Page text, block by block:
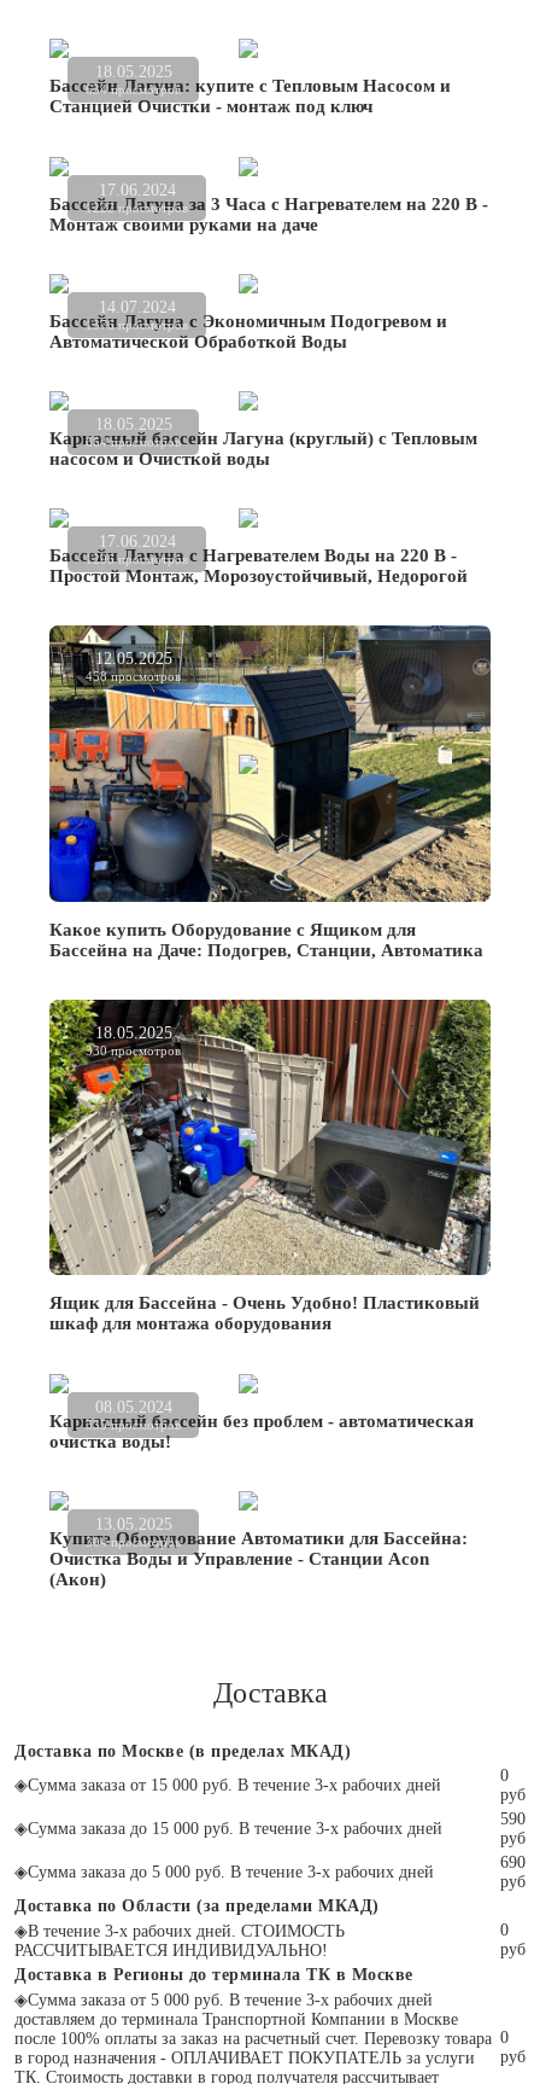
18.05.2025
634 просмотров
Бассейн Лагуна: купите с Тепловым Насосом и
Станцией Очистки - монтаж под ключ
17.06.2024
1222 просмотров
Бассейн Лагуна за 3 Часа с Нагревателем на 220 В -
Монтаж своими руками на даче
14.07.2024
1376 просмотров
Бассейн Лагуна с Экономичным Подогревом и
Автоматической Обработкой Воды
18.05.2025
664 просмотров
Каркасный бассейн Лагуна (круглый) с Тепловым
насосом и Очисткой воды
17.06.2024
1296 просмотров
Бассейн Лагуна с Нагревателем Воды на 220 В -
Простой Монтаж, Морозоустойчивый, Недорогой
12.05.2025
458 просмотров
Какое купить Оборудование с Ящиком для
Бассейна на Даче: Подогрев, Станции, Автоматика
18.05.2025
330 просмотров
Ящик для Бассейна - Очень Удобно! Пластиковый
шкаф для монтажа оборудования
08.05.2024
535 просмотров
Каркасный бассейн без проблем - автоматическая
очистка воды!
13.05.2025
304 просмотров
Купите Оборудование Автоматики для Бассейна:
Очистка Воды и Управление - Станции Acon
(Акон)
Доставка
Доставка по Москве (в пределах МКАД)
◈Сумма заказа от 15 000 руб. В течение 3-х рабочих дней
0
руб
◈Сумма заказа до 15 000 руб. В течение 3-х рабочих дней
590
руб
◈Сумма заказа до 5 000 руб. В течение 3-х рабочих дней
690
руб
Доставка по Области (за пределами МКАД)
◈В течение 3-х рабочих дней. СТОИМОСТЬ
РАССЧИТЫВАЕТСЯ ИНДИВИДУАЛЬНО!
0
руб
Доставка в Регионы до терминала ТК в Москве
◈Сумма заказа от 5 000 руб. В течение 3-х рабочих дней
доставляем до терминала Транспортной Компании в Москве
после 100% оплаты за заказ на расчетный счет. Перевозку товара
в город назначения - ОПЛАЧИВАЕТ ПОКУПАТЕЛЬ за услуги
ТК. Стоимость доставки в город получателя рассчитывает
0
руб